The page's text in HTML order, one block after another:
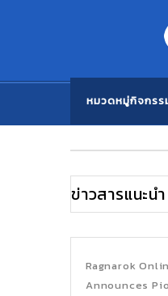
หมวดหมู่กิจกรร
ข่าวสารแนะนำ
Ragnarok
Announces